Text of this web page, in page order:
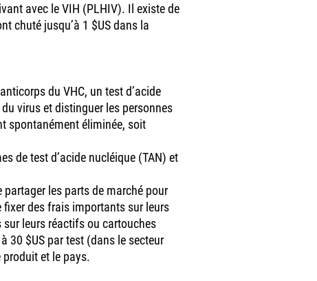
avec le VIH (PLHIV). Il existe de
chuté jusqu’à 1 $US dans la
du VHC, un test d’acide
virus et distinguer les personnes
spontanément éliminée, soit
de test d’acide nucléique (TAN) et
les parts de marché pour
fixer des frais importants sur leurs
leurs réactifs ou cartouches
30 $US par test (dans le secteur
et le pays.